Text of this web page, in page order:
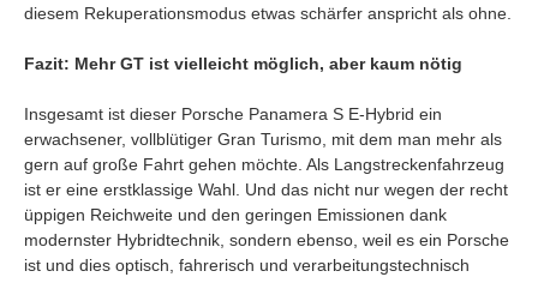
diesem Rekuperationsmodus etwas schärfer anspricht als ohne.
Fazit: Mehr GT ist vielleicht möglich, aber kaum nötig
Insgesamt ist dieser Porsche Panamera S E-Hybrid ein
erwachsener, vollblütiger Gran Turismo, mit dem man mehr als
gern auf große Fahrt gehen möchte. Als Langstreckenfahrzeug
ist er eine erstklassige Wahl. Und das nicht nur wegen der recht
üppigen Reichweite und den geringen Emissionen dank
modernster Hybridtechnik, sondern ebenso, weil es ein Porsche
ist und dies optisch, fahrerisch und verarbeitungstechnisch